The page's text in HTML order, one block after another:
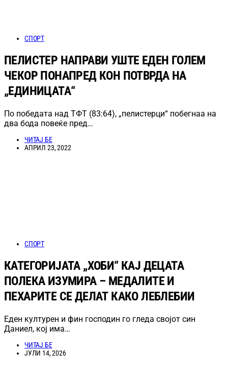
СПОРТ
ПЕЛИСТЕР НАПРАВИ УШТЕ ЕДЕН ГОЛЕМ
ЧЕКОР ПОНАПРЕД КОН ПОТВРДА НА
„ЕДИНИЦАТА“
По победата над ТФТ (83:64), „пелистерци“ побегнаа на
два бода повеќе пред…
ЧИТАЈ БЕ
АПРИЛ 23, 2022
СПОРТ
КАТЕГОРИЈАТА „ХОБИ“ КАЈ ДЕЦАТА
ПОЛЕКА ИЗУМИРА – МЕДАЛИТЕ И
ПЕХАРИТЕ СЕ ДЕЛАТ КАКО ЛЕБЛЕБИИ
Еден културен и фин господин го гледа својот син
Даниел, кој има…
ЧИТАЈ БЕ
ЈУЛИ 14, 2026